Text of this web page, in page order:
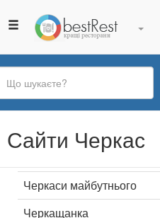
Ви
єСайти Черкас
Черкаси майбутнього
Черкащанка